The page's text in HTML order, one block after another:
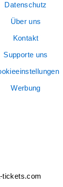
Datenschutz
Über uns
Kontakt
Supporte uns
Werbung
tickets.com